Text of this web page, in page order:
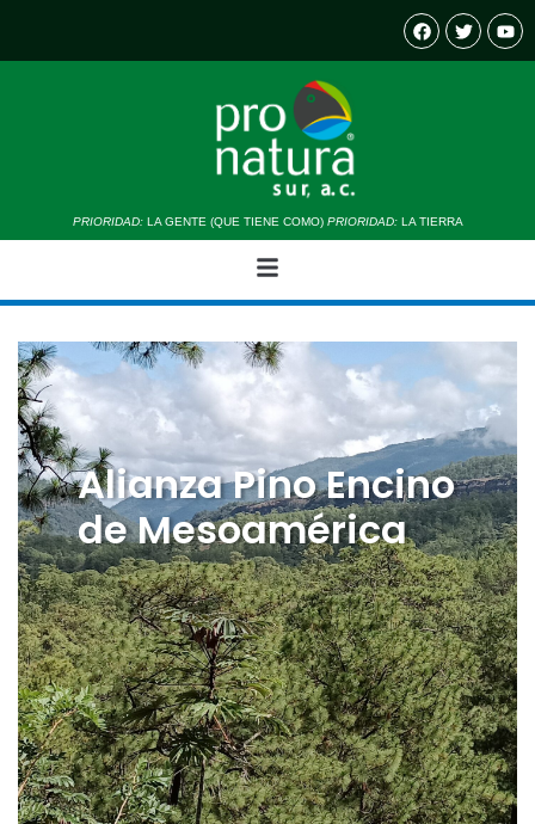
PRIORIDAD:LA GENTE (QUE TIENE COMO) PRIORIDAD:LA TIERRA
Alianza Pino Encino
de Mesoamérica